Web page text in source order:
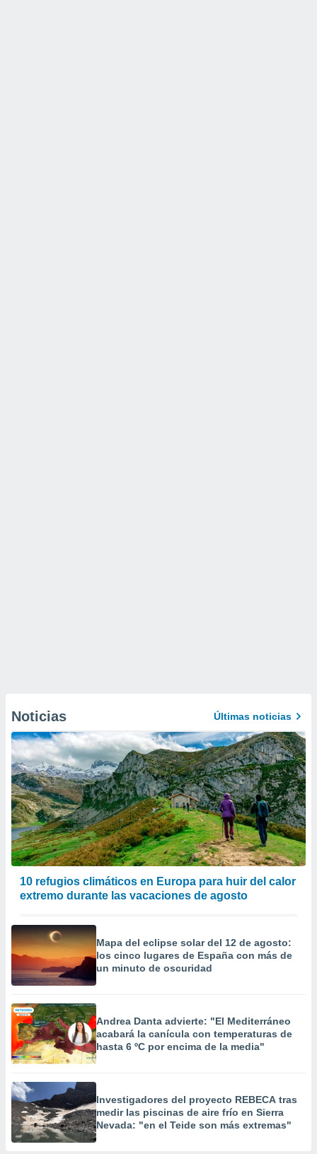
Noticias Últimas noticias
10 refugios climáticos en Europa para huir del calor
extremo durante las vacaciones de agosto
Mapa del eclipse solar del 12 de agosto:
los cinco lugares de España con más de
un minuto de oscuridad
Andrea Danta advierte: "El Mediterráneo
acabará la canícula con temperaturas de
hasta 6 ºC por encima de la media"
Investigadores del proyecto REBECA tras
medir las piscinas de aire frío en Sierra
Nevada: "en el Teide son más extremas"